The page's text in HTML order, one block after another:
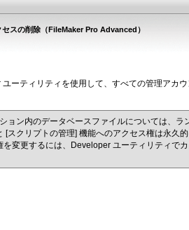
スの削除（FileMaker Pro Advanced）
ーティリティを使用して、すべての管理アカ
ョン内のデータベースファイルについては、ラ
[スクリプトの管理] 機能へのアクセス権は永久
変更するには、Developer ユーティリティで